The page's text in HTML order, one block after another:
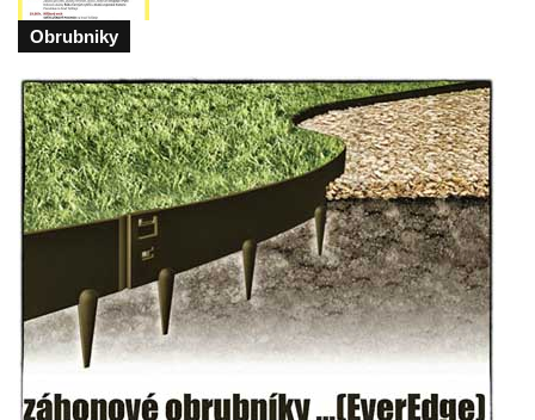
Kašna před budovou sýpky v zámeckém
areálu v Liběchově
Kašna u obecního úřadu v Jetřichovicích
Kašna v parku v Horním Podluží
Kašna Hynie na kruhovém objezdu u
náměstí Svobody v Teplicích
Fontána v parku na Mírovém náměstí v
Kašna Glaverbel v ulici Alejní u zámecké
zahrady v Teplicích
Kamenná nádrž na vodu na hřbitově v
Zabrušanech
Obrubniky